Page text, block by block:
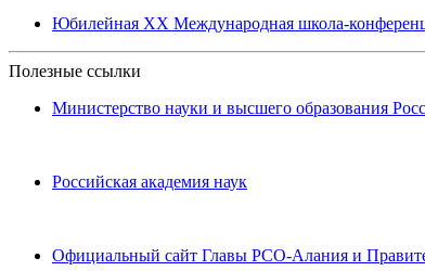
Юбилейная XХ Международная школа-
Полезные ссылки
Министерство науки и высшего образования
Российская академия наук
Официальный сайт Главы РСО-Алания и